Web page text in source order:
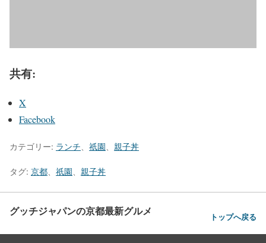
共有:
X
Facebook
カテゴリー: ランチ 祇園 親子丼
タグ: 京都 祇園 親子丼
グッチジャパンの京都最新グルメ トップへ戻る